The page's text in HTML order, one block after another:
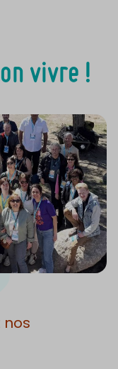
vivre !
nos